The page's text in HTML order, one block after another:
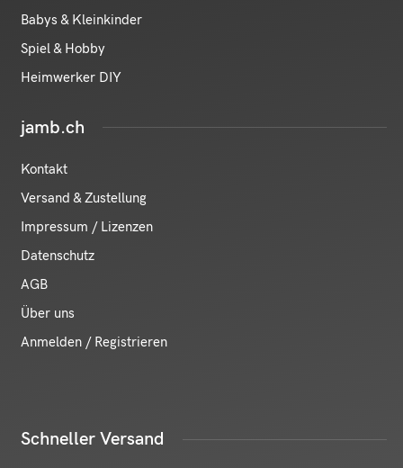
Babys & Kleinkinder
Spiel & Hobby
Heimwerker DIY
jamb.ch
Kontakt
Versand & Zustellung
Impressum / Lizenzen
Datenschutz
AGB
Über uns
Anmelden / Registrieren
Schneller Versand